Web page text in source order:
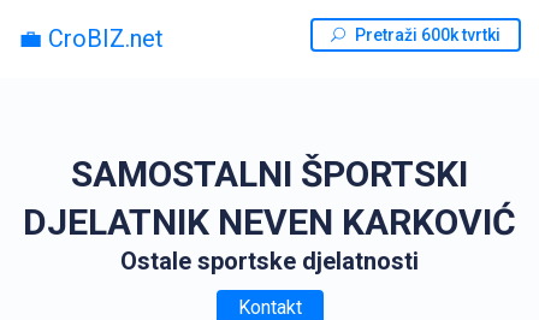
💼 CroBIZ.net Pretraži 600k tvrtki
SAMOSTALNI ŠPORTSKI
DJELATNIK NEVEN KARKOVIĆ
Ostale sportske djelatnosti
Kontakt